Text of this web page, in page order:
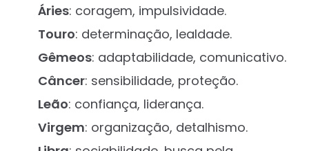
Áries: coragem, impulsividade.
Touro: determinação, lealdade.
Gêmeos: adaptabilidade, comunicativo.
Câncer: sensibilidade, proteção.
Leão: confiança, liderança.
Virgem: organização, detalhismo.